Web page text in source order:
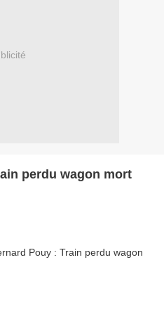
perdu wagon mort